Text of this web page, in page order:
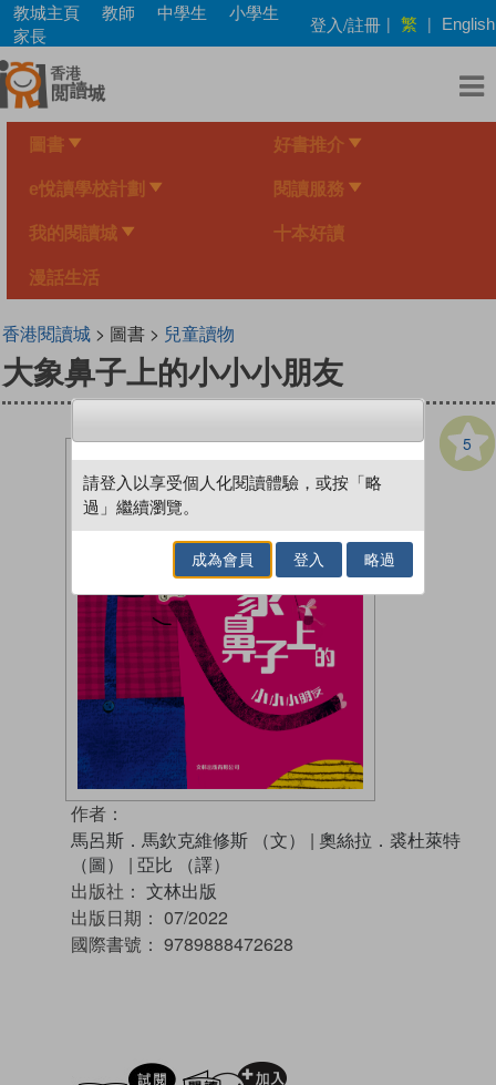
Skip
main
content
教城主頁 教師 中學生
小學生
家長
登入/註冊 | 繁 | English
圖書 好書推介
e悅讀學校計劃 閱讀服務
我的閱讀城 十本好讀
漫話生活
香港閱讀城> 圖書 > 兒童讀物
大象鼻子上的小小小朋友
5
作者：
馬呂斯．馬欽克維修斯 （文）
| 奧絲拉．裘杜萊特
（圖）
| 亞比 （譯）
出版社： 文林出版
出版日期： 07/2022
國際書號： 9789888472628
試閲
請登入以享受個人化閱讀體驗，或按「略
過」繼續瀏覽。
成為會員 登入 略過